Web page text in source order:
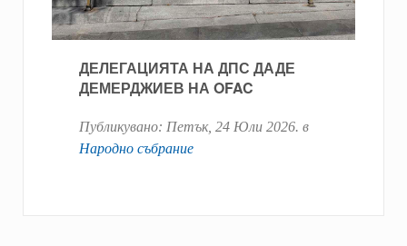
ДЕЛЕГАЦИЯТА НА ДПС ДАДЕ
ДЕМЕРДЖИЕВ НА OFAC
Публикувано: Петък, 24 Юли 2026. в
Народно събрание